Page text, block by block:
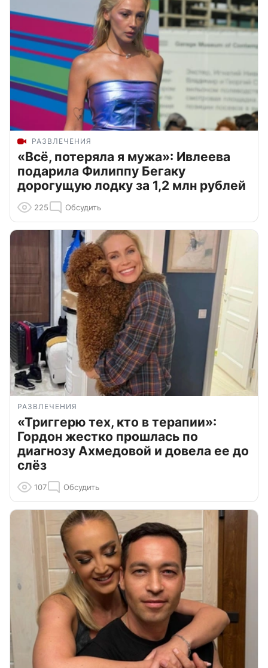
РАЗВЛЕЧЕНИЯ
«Всё, потеряла я мужа»: Ивлеева
подарила Филиппу Бегаку
дорогущую лодку за 1,2 млн рублей
225 Обсудить
РАЗВЛЕЧЕНИЯ
«Триггерю тех, кто в терапии»:
Гордон жестко прошлась по
диагнозу Ахмедовой и довела ее до
слёз
107 Обсудить